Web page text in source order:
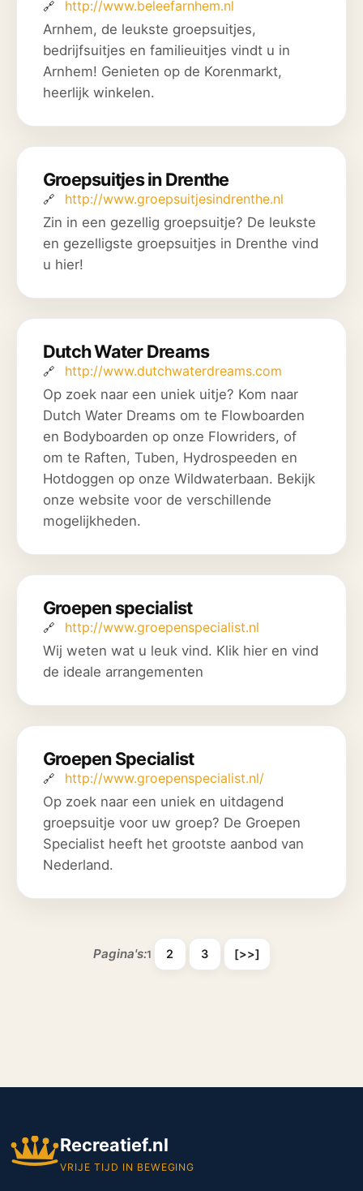
http://www.beleefarnhem.nl
Arnhem, de leukste groepsuitjes,
bedrijfsuitjes en familieuitjes vindt u in
Arnhem! Genieten op de Korenmarkt,
heerlijk winkelen.
Groepsuitjes in Drenthe
http://www.groepsuitjesindrenthe.nl
Zin in een gezellig groepsuitje? De leukste
en gezelligste groepsuitjes in Drenthe vind
u hier!
Dutch Water Dreams
http://www.dutchwaterdreams.com
Op zoek naar een uniek uitje? Kom naar
Dutch Water Dreams om te Flowboarden
en Bodyboarden op onze Flowriders, of
om te Raften, Tuben, Hydrospeeden en
Hotdoggen op onze Wildwaterbaan. Bekijk
onze website voor de verschillende
mogelijkheden.
Groepen specialist
http://www.groepenspecialist.nl
Wij weten wat u leuk vind. Klik hier en vind
de ideale arrangementen
Groepen Specialist
http://www.groepenspecialist.nl/
Op zoek naar een uniek en uitdagend
groepsuitje voor uw groep? De Groepen
Specialist heeft het grootste aanbod van
Nederland.
Pagina's:1 2 3 [>>]
Recreatief.nl
VRIJE TIJD IN BEWEGING